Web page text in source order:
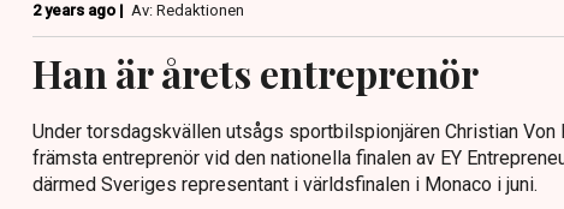
2 years ago | Av: Redaktionen
Han är årets entreprenör
Under torsdagskvällen utsågs sportbilspionjären Christian
främsta entreprenör vid den nationella finalen av EY
därmed Sveriges representant i världsfinalen i Monaco i juni.